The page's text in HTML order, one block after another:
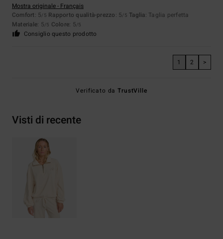
Mostra originale - Français
Comfort: 5/5 Rapporto qualità-prezzo: 5/5 Taglia: Taglia perfetta
Materiale: 5/5 Colore: 5/5
Consiglio questo prodotto
1 2 >
Verificato daTrustVille
Visti di recente